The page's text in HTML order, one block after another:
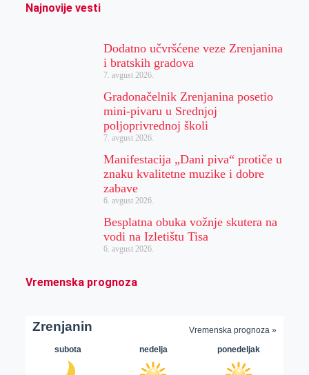
Najnovije vesti
Dodatno učvršćene veze Zrenjanina
i bratskih gradova
7. avgust 2026.
Gradonačelnik Zrenjanina posetio
mini-pivaru u Srednjoj
poljoprivrednoj školi
7. avgust 2026.
Manifestacija „Dani piva“ protiče u
znaku kvalitetne muzike i dobre
zabave
6. avgust 2026.
Besplatna obuka vožnje skutera na
vodi na Izletištu Tisa
6. avgust 2026.
Vremenska prognoza